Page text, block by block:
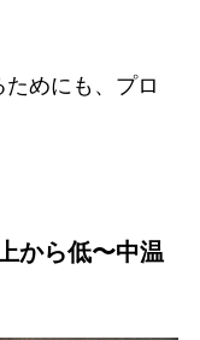
めにも、プロ
から低〜中温